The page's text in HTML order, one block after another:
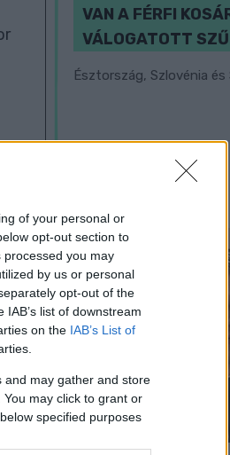
of your personal or
opt-out section to
you may
by us or personal
opt-out of the
list of downstream
on the IAB’s List of
and may gather and store
may click to grant or
specified purposes
VAN A FÉRFI
VÁLOGATOTT
Észtország, Szlovénia